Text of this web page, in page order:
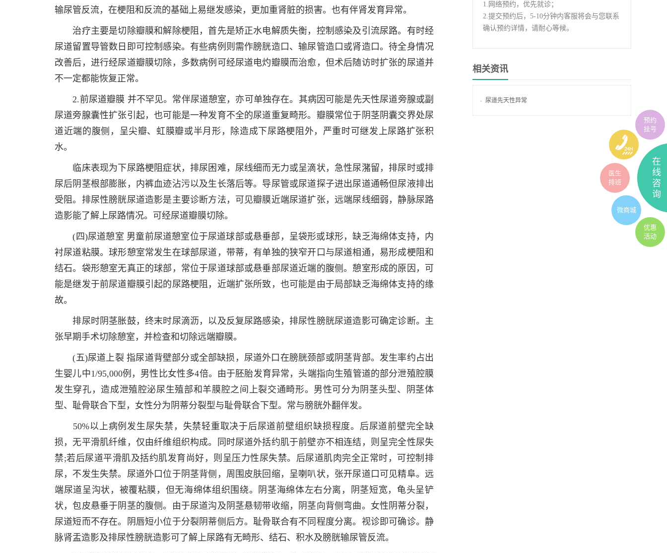
输尿管反流，在梗阻和反流的基础上易继发感染，更加重肾脏的损害。也有伴肾发育异常。
治疗主要是切除瓣膜和解除梗阻，首先是矫正水电解质失衡，控制感染及引流尿路。有时经
尿道留置导管数日即可控制感染。有些病例则需作膀胱造口、输尿管造口或肾造口。待全身情况
改善后，进行经尿道瓣膜切除，多数病例可经尿道电灼瓣膜而治愈，但术后随访时扩张的尿道并
不一定都能恢复正常。
2.前尿道瓣膜 并不罕见。常伴尿道憩室，亦可单独存在。其病因可能是先天性尿道旁腺或副
尿道旁腺囊性扩张引起，也可能是一种发育不全的尿道重复畸形。瓣膜常位于阴茎阴囊交界处尿
道近端的腹侧，呈尖瓣、虹膜瓣或半月形，除造成下尿路梗阻外，严重时可继发上尿路扩张积
水。
临床表现为下尿路梗阻症状，排尿困难，尿线细而无力或呈滴状，急性尿潴留，排尿时或排
尿后阴茎根部膨胀，内裤血迹沾污以及生长落后等。导尿管或尿道探子进出尿道通畅但尿液排出
受阻。排尿性膀胱尿道造影是主要诊断方法，可见瓣膜近端尿道扩张，远端尿线细弱，静脉尿路
造影能了解上尿路情况。可经尿道瓣膜切除。
(四)尿道憩室 男童前尿道憩室位于尿道球部或悬垂部，呈袋形或球形，缺乏海绵体支持，内
衬尿道粘膜。球形憩室常发生在球部尿道，带蒂，有单独的狭窄开口与尿道相通，易形成梗阻和
结石。袋形憩室无真正的球部，常位于尿道球部或悬垂部尿道近端的腹侧。憩室形成的原因，可
能是继发于前尿道瓣膜引起的尿路梗阻，近端扩张所致，也可能是由于局部缺乏海绵体支持的缘
故。
排尿时阴茎胀鼓，终末时尿滴沥，以及反复尿路感染，排尿性膀胱尿道造影可确定诊断。主
张早期手术切除憩室，并检查和切除远端瓣膜。
(五)尿道上裂 指尿道背壁部分或全部缺损，尿道外口在膀胱颈部或阴茎背部。发生率约占出
生婴儿中1/95,000例，男性比女性多4倍。由于胚胎发育异常，头端指向生殖管道的部分泄殖腔膜
发生穿孔，造成泄殖腔泌尿生殖部和羊膜腔之间上裂交通畸形。男性可分为阴茎头型、阴茎体
型、耻骨联合下型，女性分为阴蒂分裂型与耻骨联合下型。常与膀胱外翻伴发。
50%以上病例发生尿失禁，失禁轻重取决于后尿道前壁组织缺损程度。后尿道前壁完全缺
损，无平滑肌纤维，仅由纤维组织构成。同时尿道外括约肌于前壁亦不相连结，则呈完全性尿失
禁;若后尿道平滑肌及括约肌发育尚好，则呈压力性尿失禁。后尿道肌肉完全正常时，可控制排
尿，不发生失禁。尿道外口位于阴茎背侧，周围皮肤回缩，呈喇叭状，张开尿道口可见精阜。远
端尿道呈沟状，被覆粘膜，但无海绵体组织围绕。阴茎海绵体左右分离，阴茎短宽，龟头呈铲
状，包皮悬垂于阴茎的腹侧。由于尿道沟及阴茎悬韧带收缩，阴茎向背侧弯曲。女性阴蒂分裂，
尿道短而不存在。阴唇短小位于分裂阴蒂侧后方。耻骨联合有不同程度分离。视诊即可确诊。静
脉肾盂造影及排尿性膀胱造影可了解上尿路有无畸形、结石、积水及膀胱输尿管反流。
1. 网络预约，优先就诊；
2.提交预约后，5-10分钟内客服将会与您联系
确认预约详情，请耐心等候。
相关资讯
尿道先天性异常
在
线
咨
询
预约
挂号
医生
排班
微商城
优惠
活动